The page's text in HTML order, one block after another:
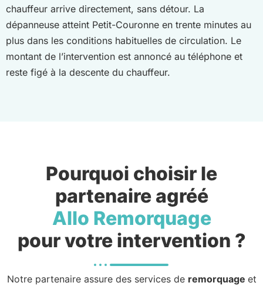
chauffeur arrive directement, sans détour. La
dépanneuse atteint Petit-Couronne en trente minutes au
plus dans les conditions habituelles de circulation. Le
montant de l’intervention est annoncé au téléphone et
reste figé à la descente du chauffeur.
Pourquoi choisir le
partenaire agréé
Allo Remorquage
pour votre intervention ?
Notre partenaire assure des services de remorquage et